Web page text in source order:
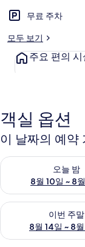
무료 주차
모두 보기
주요 편의
객실 옵션
이 날짜의 예약
오늘 밤
8월 10일 ~ 8월
오늘 밤 예약 가능
이번 주말
8월 14일 ~ 8월
이번 주말 예약 가능